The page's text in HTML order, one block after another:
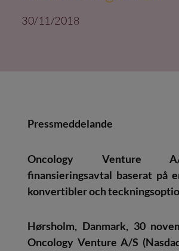
30/11/2018
Pressmeddelande
Oncology Venture
finansieringsavtal baserat på
konvertibler och
Hørsholm, Danmark, 30
Oncology Venture A/S